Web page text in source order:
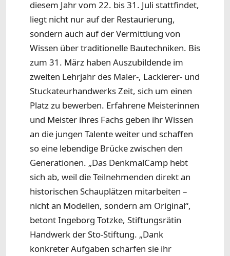
diesem Jahr vom 22. bis 31. Juli stattfindet,
liegt nicht nur auf der Restaurierung,
sondern auch auf der Vermittlung von
Wissen über traditionelle Bautechniken. Bis
zum 31. März haben Auszubildende im
zweiten Lehrjahr des Maler-, Lackierer- und
Stuckateurhandwerks Zeit, sich um einen
Platz zu bewerben. Erfahrene Meisterinnen
und Meister ihres Fachs geben ihr Wissen
an die jungen Talente weiter und schaffen
so eine lebendige Brücke zwischen den
Generationen. „Das DenkmalCamp hebt
sich ab, weil die Teilnehmenden direkt an
historischen Schauplätzen mitarbeiten –
nicht an Modellen, sondern am Original“,
betont Ingeborg Totzke, Stiftungsrätin
Handwerk der Sto-Stiftung. „Dank
konkreter Aufgaben schärfen sie ihr